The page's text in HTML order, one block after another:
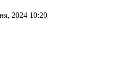
2024 10:20